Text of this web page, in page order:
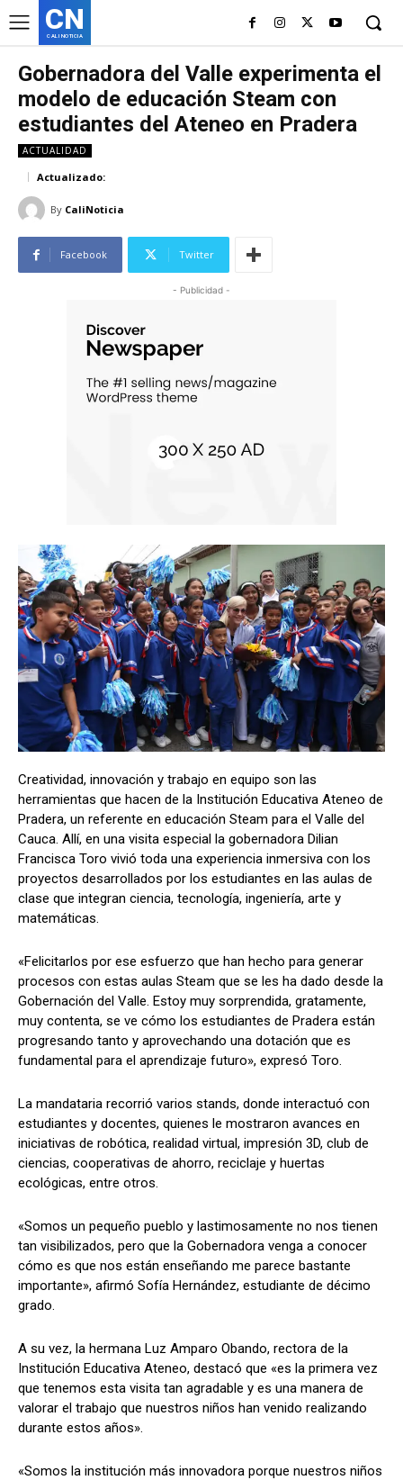
CN
CALI NOTICIA
Gobernadora del Valle experimenta el
modelo de educación Steam con
estudiantes del Ateneo en Pradera
ACTUALIDAD
Actualizado:
By CaliNoticia
Facebook Twitter
- Publicidad -
Creatividad, innovación y trabajo en equipo son las
herramientas que hacen de la Institución Educativa Ateneo de
Pradera, un referente en educación Steam para el Valle del
Cauca. Allí, en una visita especial la gobernadora Dilian
Francisca Toro vivió toda una experiencia inmersiva con los
proyectos desarrollados por los estudiantes en las aulas de
clase que integran ciencia, tecnología, ingeniería, arte y
matemáticas.
«Felicitarlos por ese esfuerzo que han hecho para generar
procesos con estas aulas Steam que se les ha dado desde la
Gobernación del Valle. Estoy muy sorprendida, gratamente,
muy contenta, se ve cómo los estudiantes de Pradera están
progresando tanto y aprovechando una dotación que es
fundamental para el aprendizaje futuro», expresó Toro.
La mandataria recorrió varios stands, donde interactuó con
estudiantes y docentes, quienes le mostraron avances en
iniciativas de robótica, realidad virtual, impresión 3D, club de
ciencias, cooperativas de ahorro, reciclaje y huertas
ecológicas, entre otros.
«Somos un pequeño pueblo y lastimosamente no nos tienen
tan visibilizados, pero que la Gobernadora venga a conocer
cómo es que nos están enseñando me parece bastante
importante», afirmó Sofía Hernández, estudiante de décimo
grado.
A su vez, la hermana Luz Amparo Obando, rectora de la
Institución Educativa Ateneo, destacó que «es la primera vez
que tenemos esta visita tan agradable y es una manera de
valorar el trabajo que nuestros niños han venido realizando
durante estos años».
«Somos la institución más innovadora porque nuestros niños